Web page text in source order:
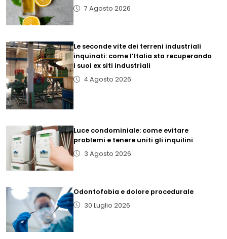
7 Agosto 2026
Le seconde vite dei terreni industriali
inquinati: come l’Italia sta recuperando
i suoi ex siti industriali
4 Agosto 2026
Luce condominiale: come evitare
problemi e tenere uniti gli inquilini
3 Agosto 2026
Odontofobia e dolore procedurale
30 Luglio 2026